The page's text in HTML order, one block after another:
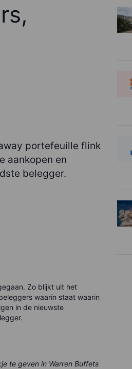
portefeuille flink
aankopen en
belegger.
Zo blijkt uit het
waarin staat waarin
in de nieuwste
te geven in Warren Buffets